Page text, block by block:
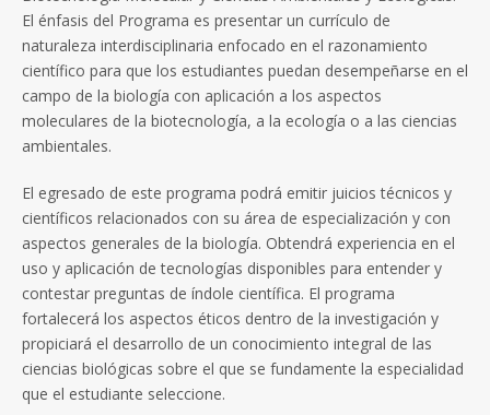
El énfasis del Programa es presentar un currículo de
naturaleza interdisciplinaria enfocado en el razonamiento
científico para que los estudiantes puedan desempeñarse en el
campo de la biología con aplicación a los aspectos
moleculares de la biotecnología, a la ecología o a las ciencias
ambientales.
El egresado de este programa podrá emitir juicios técnicos y
científicos relacionados con su área de especialización y con
aspectos generales de la biología. Obtendrá experiencia en el
uso y aplicación de tecnologías disponibles para entender y
contestar preguntas de índole científica. El programa
fortalecerá los aspectos éticos dentro de la investigación y
propiciará el desarrollo de un conocimiento integral de las
ciencias biológicas sobre el que se fundamente la especialidad
que el estudiante seleccione.